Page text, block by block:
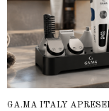
GA.MA ITALY